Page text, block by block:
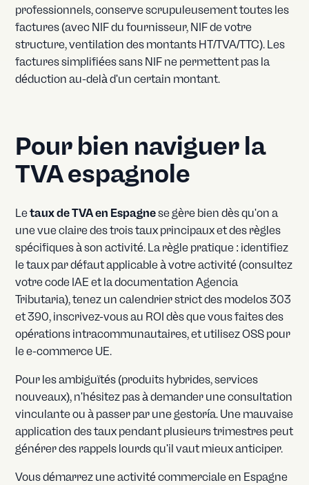
professionnels, conserve scrupuleusement toutes les
factures (avec NIF du fournisseur, NIF de votre
structure, ventilation des montants HT/TVA/TTC). Les
factures simplifiées sans NIF ne permettent pas la
déduction au-delà d'un certain montant.
Pour bien naviguer la
TVA espagnole
Letaux de TVA en Espagnese gère bien dès qu'on a
une vue claire des trois taux principaux et des règles
spécifiques à son activité. La règle pratique : identifiez
le taux par défaut applicable à votre activité (consultez
votre code IAE et la documentation Agencia
Tributaria), tenez un calendrier strict des modelos 303
et 390, inscrivez-vous au ROI dès que vous faites des
opérations intracommunautaires, et utilisez OSS pour
le e-commerce UE.
Pour les ambiguïtés (produits hybrides, services
nouveaux), n'hésitez pas à demander une consultation
vinculante ou à passer par une gestoría. Une mauvaise
application des taux pendant plusieurs trimestres peut
générer des rappels lourds qu'il vaut mieux anticiper.
Vous démarrez une activité commerciale en Espagne